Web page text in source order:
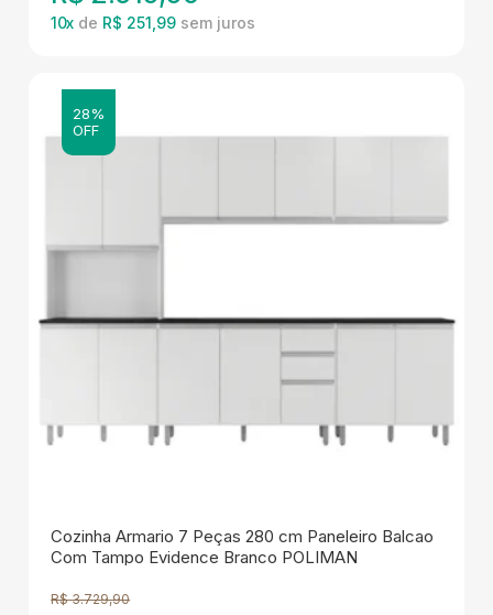
10x de R$ 251,99
28%
OFF
Cozinha Armario 7 Peças 280 cm Paneleiro Balcao
Com Tampo Evidence Branco POLIMAN
R$ 3.729,90